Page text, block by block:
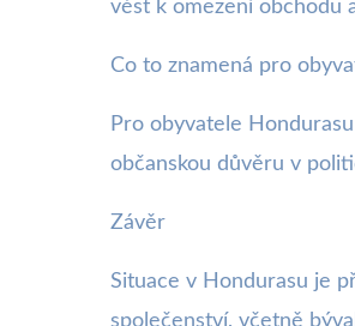
vést k omezení obchodu
Co to znamená pro
Pro obyvatele
občanskou důvěru v
Závěr
Situace v Hondurasu je
společenství, včetně